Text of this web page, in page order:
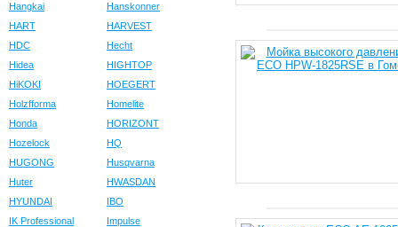
Hangkai
Hanskonner
HART
HARVEST
HDC
Hecht
Hidea
HIGHTOP
HiKOKI
HOEGERT
Holzfforma
Homelite
Honda
HORIZONT
Hozelock
HQ
HUGONG
Husqvarna
Huter
HWASDAN
HYUNDAI
IBO
IK Professional
Impulse